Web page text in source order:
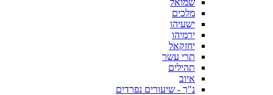
שמואל
מלכים
ישעיהו
ירמיהו
יחזקאל
תרי עשר
תהילים
איוב
נ"ך - שיעורים נפרדים